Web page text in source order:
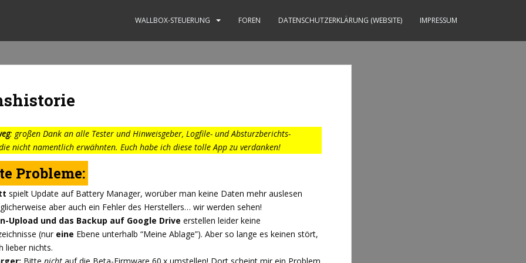
WALLBOX-STEUERUNG FOREN DATENSCHUTZERKLÄRUNG (WEBSITE) IMPRESSUM
: großen Dank an alle Tester und Hinweisgeber, Logfile- und Absturzberichts-
nicht namentlich erwähnten. Euch habe ich diese tolle App zu verdanken!
Probleme:
spielt Update auf Battery Manager, worüber man keine Daten mehr auslesen
aber auch ein Fehler des Herstellers… wir werden sehen!
Upload und das Backup auf Google Drive erstellen leider keine
(nur eine Ebene unterhalb “Meine Ablage”). Aber so lange es keinen stört,
lieber nichts.